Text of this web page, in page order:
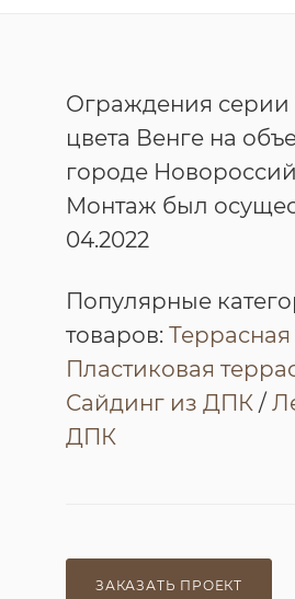
Ограждения серии
цвета Венге на
городе
Монтаж был
04.2022
Популярные
товаров: Террасная
Пластиковая
Сайдинг из ДПК /
ДПК
ЗАКАЗАТЬ ПРОЕКТ